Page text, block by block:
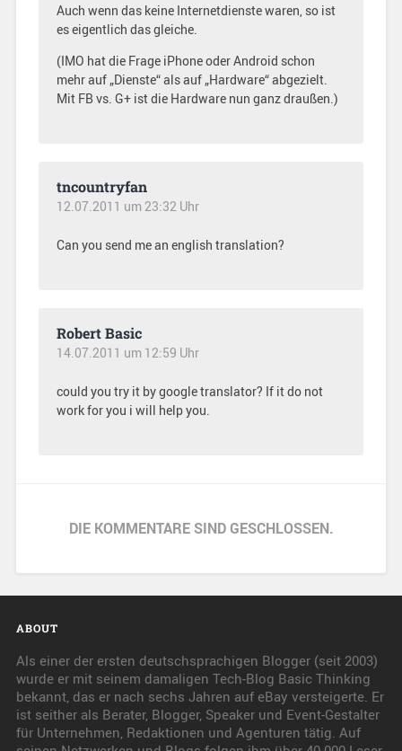
Auch wenn das keine Internetdienste waren, so ist
es eigentlich das gleiche.
(IMO hat die Frage iPhone oder Android schon
mehr auf „Dienste“ als auf „Hardware“ abgezielt.
Mit FB vs. G+ ist die Hardware nun ganz draußen.)
tncountryfan
12.07.2011 um 23:32 Uhr
Can you send me an english translation?
Robert Basic
14.07.2011 um 12:59 Uhr
could you try it by google translator? If it do not
work for you i will help you.
DIE KOMMENTARE SIND GESCHLOSSEN.
ABOUT
Als einer der ersten deutschsprachigen Blogger (seit 2003)
wurde er mit seinem damaligen Tech-Blog Basic Thinking
bekannt, das er nach sechs Jahren auf eBay versteigerte. Er
ist seither als Berater, Blogger, Speaker und Event-Gestalter
für Unternehmen, Redaktionen und Agenturen tätig. Auf